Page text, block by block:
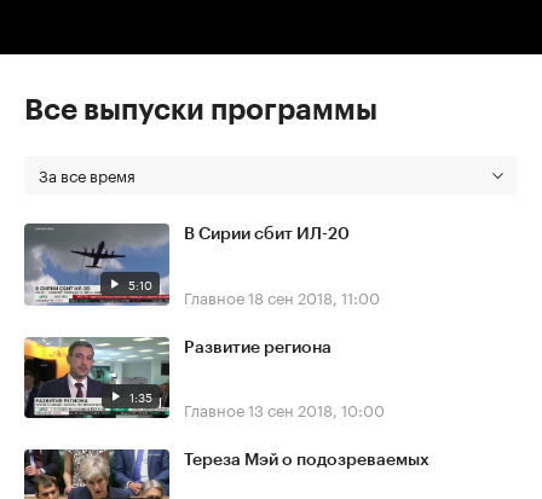
Все выпуски программы
За все время
5:10
В Сирии сбит ИЛ-20
Главное18 сен 2018, 11:00
1:35
Развитие региона
Главное13 сен 2018, 10:00
Тереза Мэй о подозреваемых